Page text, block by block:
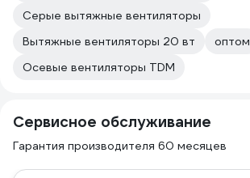
Серые вытяжные вентиляторы
Вытяжные вентиляторы 20 вт
оптом
Осевые вентиляторы TDM
Сервисное обслуживание
Гарантия производителя 60 месяцев